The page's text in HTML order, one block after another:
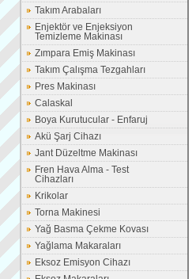
Takım Arabaları
Enjektör ve Enjeksiyon
Temizleme Makinası
Zımpara Emiş Makinası
Takım Çalışma Tezgahları
Pres Makinası
Calaskal
Boya Kurutucular - Enfaruj
Akü Şarj Cihazı
Jant Düzeltme Makinası
Fren Hava Alma - Test
Cihazları
Krikolar
Torna Makinesi
Yağ Basma Çekme Kovası
Yağlama Makaraları
Eksoz Emisyon Cihazı